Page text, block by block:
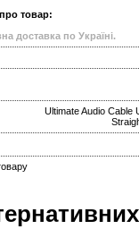
товар:
доставка по Україні.
Ultimate Audio Cable